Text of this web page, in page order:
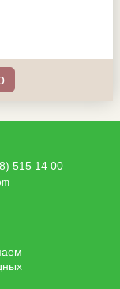
515 14 00